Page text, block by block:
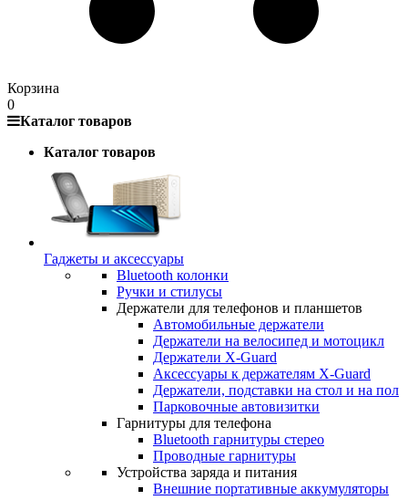
Корзина
0
Каталог товаров
Каталог товаров
Гаджеты и аксессуары
Bluetooth колонки
Ручки и стилусы
Держатели для телефонов и планшетов
Автомобильные держатели
Держатели на велосипед и мотоцикл
Держатели X-Guard
Аксессуары к держателям X-Guard
Держатели, подставки на стол и на пол
Парковочные автовизитки
Гарнитуры для телефона
Bluetooth гарнитуры стерео
Проводные гарнитуры
Устройства заряда и питания
Внешние портативные аккумуляторы